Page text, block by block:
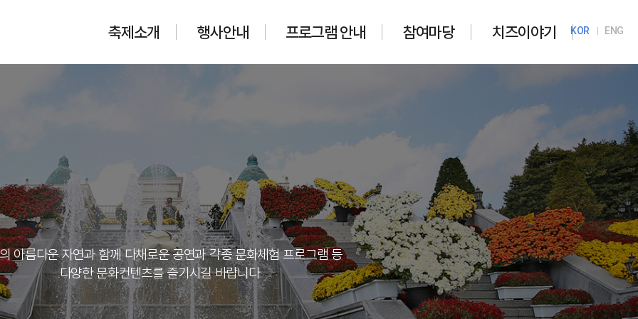
축제소개 행사안내 프로그램 안내 참여마당 치즈이야기 KOR ENG
아름다운 자연과 함께 다채로운 공연과 각종 문화체험 프로그램 등
다양한 문화컨텐츠를 즐기시길 바랍니다